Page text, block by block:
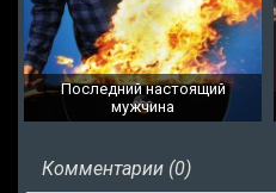
Последний настоящий
мужчина
Комментарии (0)